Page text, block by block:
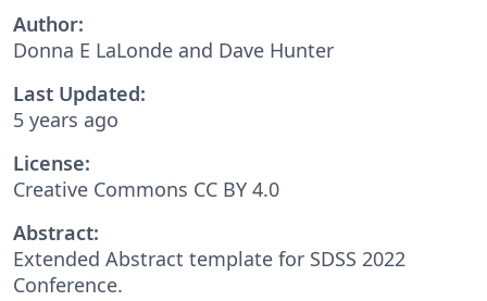
Author:
Donna E LaLonde and Dave Hunter
Last Updated:
5 years ago
License:
Creative Commons CC BY 4.0
Abstract:
Extended Abstract template for SDSS 2022
Conference.